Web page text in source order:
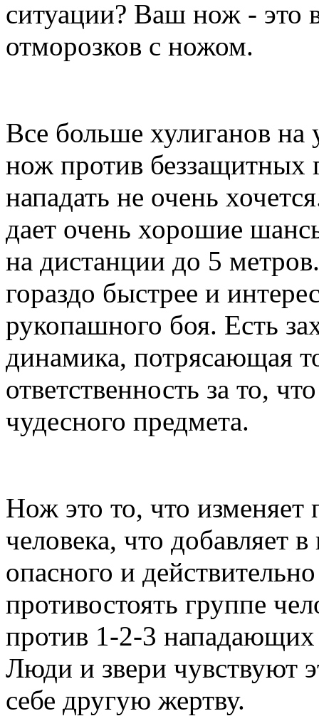
ситуации? Ваш нож - это
отморозков с ножом.
Все больше хулиганов
нож против беззащитных
нападать не очень
дает очень хорошие
на дистанции до 5
гораздо быстрее и
рукопашного боя. Есть
динамика, потрясающая
ответственность за то,
чудесного предмета.
Нож это то, что изменяет
человека, что добавляет
опасного и
противостоять группе
против 1-2-3
Люди и звери чувствуют
себе другую жертву.